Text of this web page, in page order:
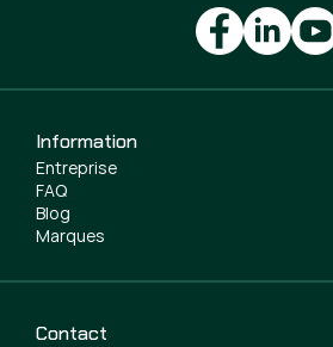
Information
Entreprise
FAQ
Blog
Marques
Contact